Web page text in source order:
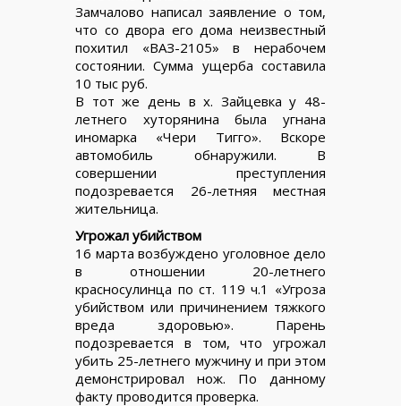
Замчалово написал заявление о том,
что со двора его дома неизвестный
похитил «ВАЗ-2105» в нерабочем
состоянии. Сумма ущерба составила
10 тыс руб.
В тот же день в х. Зайцевка у 48-
летнего хуторянина была угнана
иномарка «Чери Тигго». Вскоре
автомобиль обнаружили. В
совершении преступления
подозревается 26-летняя местная
жительница.
Угрожал убийством
16 марта возбуждено уголовное дело
в отношении 20-летнего
красносулинца по ст. 119 ч.1 «Угроза
убийством или причинением тяжкого
вреда здоровью». Парень
подозревается в том, что угрожал
убить 25-летнего мужчину и при этом
демонстрировал нож. По данному
факту проводится проверка.